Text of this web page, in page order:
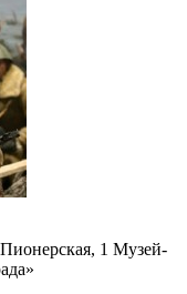
1 Музей-